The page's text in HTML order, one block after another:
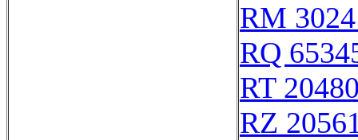
RM
RQ
RT
RZ